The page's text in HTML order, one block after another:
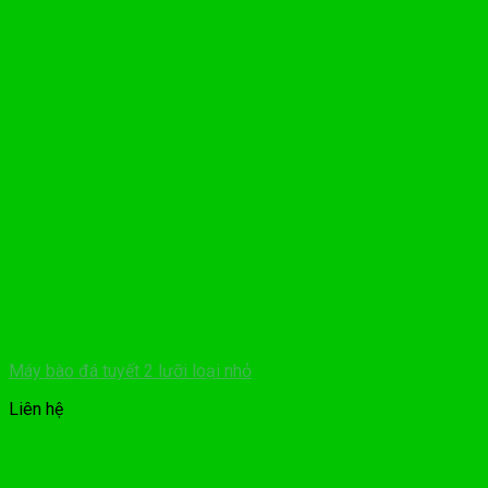
Máy bào đá tuyết 2 lưỡi loại nhỏ
Liên hệ